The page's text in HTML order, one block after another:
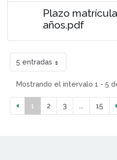
Plazo matrícula
años.pdf
5 entradas
Mostrando el intervalo 1 - 5
1 2 3 ... 15